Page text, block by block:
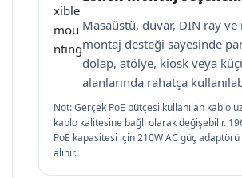
Masaüstü, duvar, DIN ray
montaj desteği sayesinde
dolap, atölye, kiosk veya
alanlarında rahatça
Not: Gerçek PoE bütçesi kullanılan kablo
kablo kalitesine bağlı olarak değişebilir.
PoE kapasitesi için 210W AC güç adaptörü
alınır.